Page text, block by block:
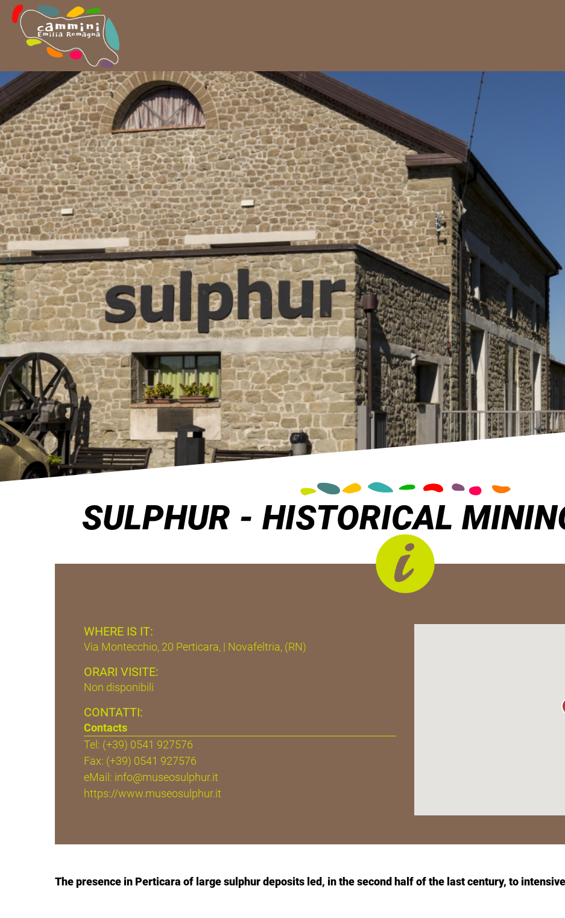
SULPHUR - HISTORICAL
WHERE IS IT:
Via Montecchio, 20 Perticara, | Novafeltria, (RN)
ORARI VISITE:
Non disponibili
CONTATTI:
Contacts
Tel: (+39) 0541 927576
Fax: (+39) 0541 927576
eMail: info@museosulphur.it
https://www.museosulphur.it
The presence in Perticara of large sulphur deposits led, in the second half of the last century, to